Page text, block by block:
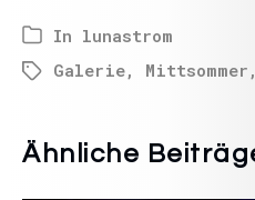
In lunastrom
Galerie, Mittsommer
Ähnliche